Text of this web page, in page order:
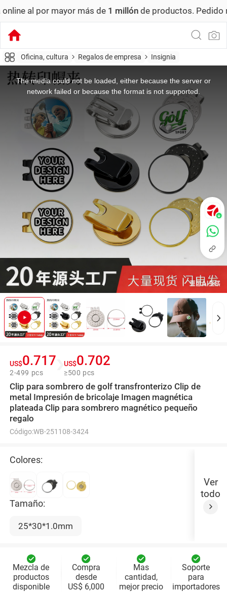
más de1 millón de productos. Pedido mínimo: US$
Oficina, cultura Regalos de empresa Insignia
modal The media could not be loaded, either because the server or
network failed or because the format is not supported.
US$0.717
2-499 pcs
US$0.702
≥500 pcs
Clip para sombrero de golf transfronterizo Clip de
metal Impresión de bricolaje Imagen magnética
plateada Clip para sombrero magnético pequeño
regalo
Código:WB-251108-3424
Colores:
Tamaño:
25*30*1.0mm
Ver
todo
Mezcla de
productos
disponible
Compra
desde
US$ 6,000
Mas
cantidad,
mejor precio
Soporte
para
importadores